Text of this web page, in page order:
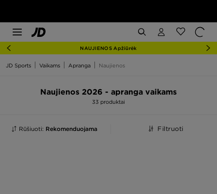
NAUJIENOS Apžiūrėk
JD Sports Vaikams Apranga Naujienos
Naujienos 2026 - apranga vaikams
33 produktai
Rūšiuoti: Rekomenduojama Filtruoti